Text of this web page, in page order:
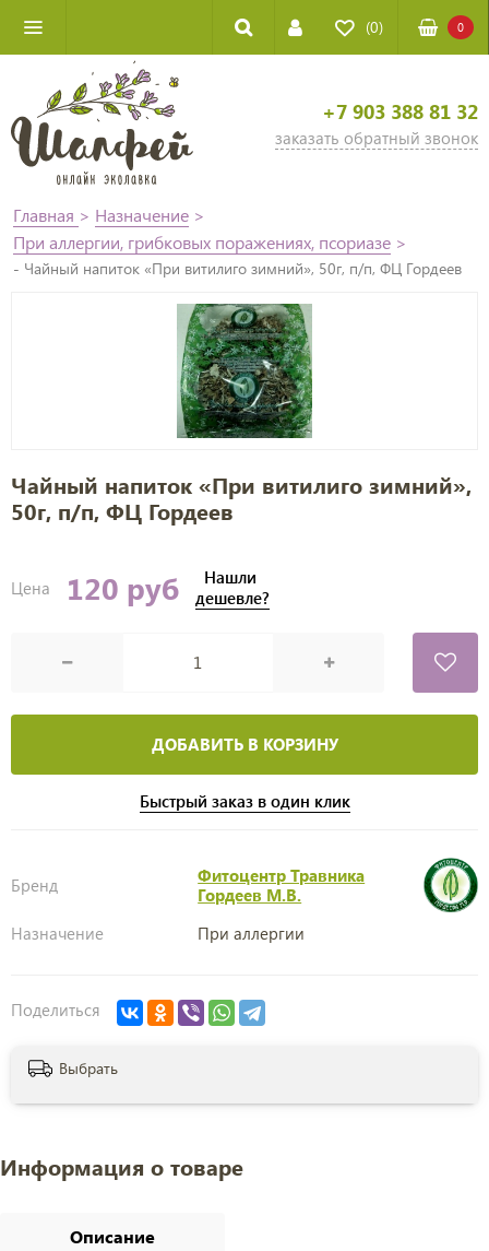
(0) 0
+7 903 388 81 32
заказать обратный звонок
Главная > Назначение >
При аллергии, грибковых поражениях, псориазе >
- Чайный напиток «При витилиго зимний», 50г, п/п, ФЦ Гордеев
Чайный напиток «При витилиго зимний»,
50г, п/п, ФЦ Гордеев
Цена 120 руб
Нашли
дешевле?
ДОБАВИТЬ В КОРЗИНУ
Быстрый заказ в один клик
Бренд
Фитоцентр Травника
Гордеев М.В.
Назначение
При аллергии
Поделиться
Выбрать
Информация о товаре
Описание